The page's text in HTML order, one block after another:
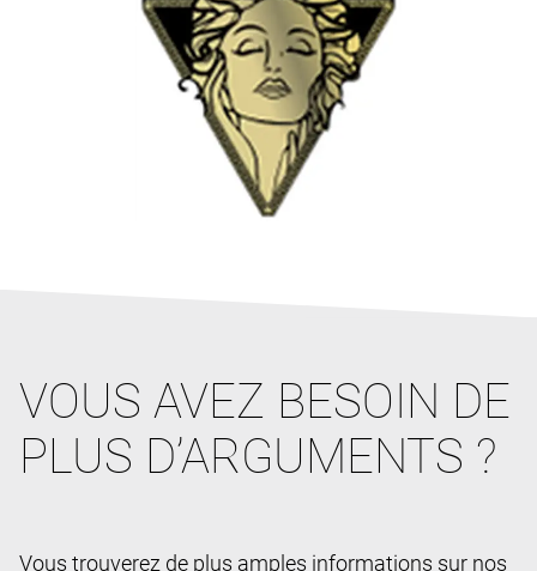
VOUS AVEZ BESOIN DE
PLUS D’ARGUMENTS ?
Vous trouverez de plus amples informations sur nos